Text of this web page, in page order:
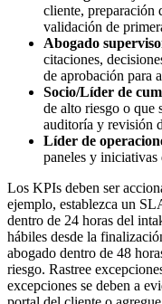
cliente, preparación
validación de
Abogado
citaciones,
de aprobación para
Socio/Líder de
de alto riesgo o que
auditoría y revisión
Líder de
paneles y iniciativas
Los KPIs deben ser
ejemplo, establezca un
dentro de 24 horas del
hábiles desde la
abogado dentro de 48
riesgo. Rastree
excepciones se deben a